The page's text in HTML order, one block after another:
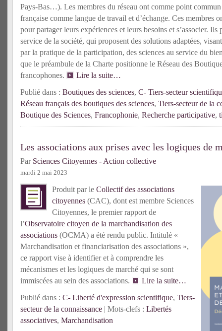
Pays-Bas…). Les membres du réseau ont comme point
française comme langue de travail et d’échange. Ces membres
pour partager leurs expériences et leurs besoins et s’associer. Ils
service de la société, qui proposent des solutions adaptées,
par la pratique de la participation, des sciences au service du
que le préambule de la Charte positionne le Réseau des
francophones.
Lire la suite…
Publié dans : Boutiques des sciences, C- Tiers-secteur
Réseau français des boutiques des sciences, Tiers-secteur de la
Boutique des Sciences, Francophonie, Recherche participative,
Les associations aux prises avec les logiques de
Par Sciences Citoyennes - Action collective
mardi 2 mai 2023
Produit par le Collectif des associations
citoyennes (CAC), dont est membre Sciences
Citoyennes, le premier rapport de
l’Observatoire citoyen de la marchandisation des
associations (OCMA) a été rendu public. Intitulé «
Marchandisation et financiarisation des associations »,
ce rapport vise à identifier et à comprendre les
mécanismes et les logiques de marché qui se sont
immiscées au sein des associations.
Lire la suite…
Publié dans : C- Liberté d'expression scientifique, Tiers-
secteur de la connaissance | Mots-clefs : Libertés
associatives, Marchandisation